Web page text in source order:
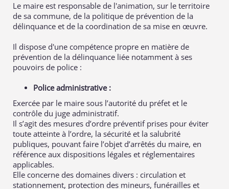
Le maire est responsable de l'animation, sur le territoire
de sa commune, de la politique de prévention de la
délinquance et de la coordination de sa mise en œuvre.
Il dispose d'une compétence propre en matière de
prévention de la délinquance liée notamment à ses
pouvoirs de police :
Police administrative :
Exercée par le maire sous l’autorité du préfet et le
contrôle du juge administratif.
Il s’agit des mesures d’ordre préventif prises pour éviter
toute atteinte à l’ordre, la sécurité et la salubrité
publiques, pouvant faire l’objet d’arrêtés du maire, en
référence aux dispositions légales et réglementaires
applicables.
Elle concerne des domaines divers : circulation et
stationnement, protection des mineurs, funérailles et